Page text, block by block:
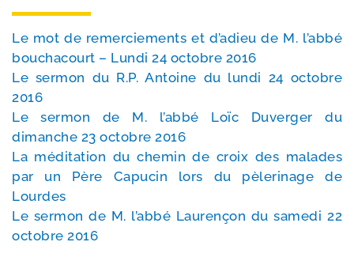
Le mot de remer­cie­ments et d’a­dieu de M. l’ab­bé
bou­cha­court – Lundi 24 octobre 2016
Le ser­mon du R.P. Antoine du lun­di 24 octobre
2016
Le ser­mon de M. l’ab­bé Loïc Duverger du
dimanche 23 octobre 2016
La médi­ta­tion du che­min de croix des malades
par un Père Capucin lors du pèle­ri­nage de
Lourdes
Le ser­mon de M. l’ab­bé Laurençon du same­di 22
octobre 2016